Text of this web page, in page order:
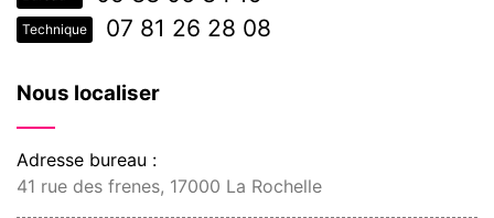
Technique 07 81 26 28 08
Nous localiser
Adresse bureau :
41 rue des frenes, 17000 La Rochelle